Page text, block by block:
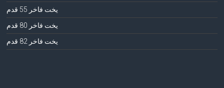
يخت فاخر 55 قدم
يخت فاخر 80 قدم
يخت فاخر 82 قدم